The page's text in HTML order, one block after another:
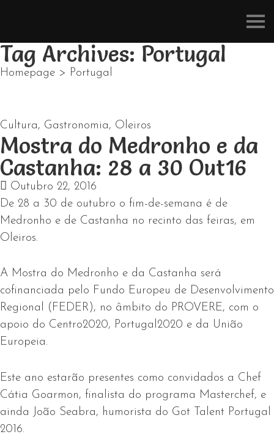
Pinhal
Tag Archives: Portugal
Homepage > Portugal
Cultura, Gastronomia, Oleiros
Mostra do Medronho e da
Castanha: 28 a 30 Out16
Outubro 22, 2016
De 28 a 30 de outubro o fim-de-semana é de
Medronho e de Castanha no recinto das feiras, em
Oleiros.
A Mostra do Medronho e da Castanha será
cofinanciada pelo Fundo Europeu de Desenvolvimento
Regional (FEDER), no âmbito do PROVERE, com o
apoio do Centro2020, Portugal2020 e da União
Europeia.
Este ano estarão presentes como convidados a Chef
Cátia Goarmon, finalista do programa Masterchef, e
ainda João Seabra, humorista do Got Talent Portugal
2016.